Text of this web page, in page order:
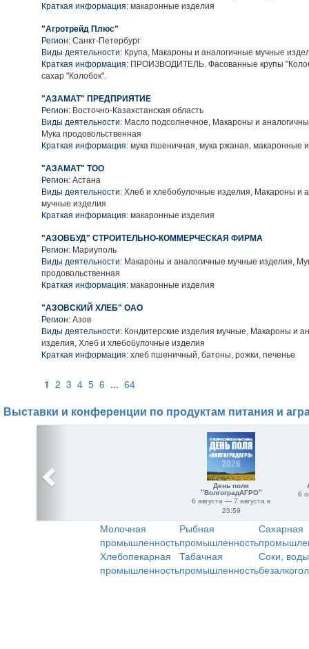
Краткая информация: макаронные изделия
"Агротрейд Плюс"
Регион: Санкт-Петербург
Виды деятельности: Крупа, Макароны и аналогичные мучные
Краткая информация: ПРОИЗВОДИТЕЛЬ. Фасованные крупы
сахар "Колобок".
"АЗАМАТ" ПРЕДПРИЯТИЕ
Регион: Восточно-Казахстанская область
Виды деятельности: Масло подсолнечное, Макароны и
Мука продовольственная
Краткая информация: мука пшеничная, мука ржаная, макаронные
"АЗАМАТ" ТОО
Регион: Астана
Виды деятельности: Хлеб и хлебобулочные изделия, Макароны и
мучные изделия
Краткая информация: макаронные изделия
"АЗОВБУД" СТРОИТЕЛЬНО-КОММЕРЧЕСКАЯ ФИРМА
Регион: Мариуполь
Виды деятельности: Макароны и аналогичные мучные изделия,
продовольственная
Краткая информация: макаронные изделия
"АЗОВСКИЙ ХЛЕБ" ОАО
Регион: Азов
Виды деятельности: Кондитерские изделия мучные, Макароны и
изделия, Хлеб и хлебобулочные изделия
Краткая информация: хлеб пшеничный, батоны, рожки, печенье
1 2 3 4 5 6 ... 64
Выставки и конференции по продуктам питания и
День поля
"ВолгоградАГРО"
6 августа — 7 августа в
23:59
6
Молочная
промышленность
Рыбная
промышленность
Сахарная
Хлебопекарная
промышленность
Табачная
промышленность
Соки,